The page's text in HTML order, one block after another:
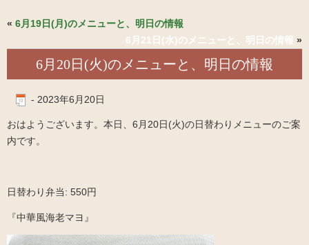
« 6月19日(月)のメニューと、明日の情報
6月21日(水)のメニューと、明日の情報 »
6月20日(火)のメニューと、明日の情報
- 2023年6月20日
おはようございます。本日、6月20日(火)の日替わりメニューのご案
内です。
日替わり弁当: 550円
『中華風海老マヨ』